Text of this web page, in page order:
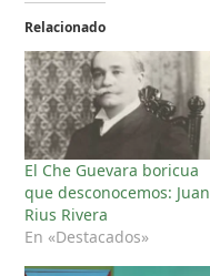
Relacionado
El Che Guevara boricua
que desconocemos: Juan
Rius Rivera
En «Destacados»